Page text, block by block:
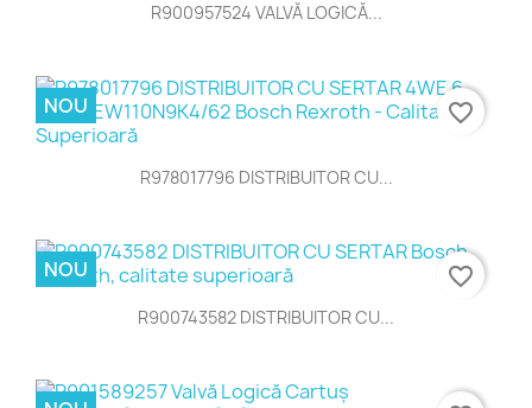
R900957524 VALVĂ LOGICĂ...
R978017796 DISTRIBUITOR CU...
NOU favorite_border
R900743582 DISTRIBUITOR CU...
NOU favorite_border